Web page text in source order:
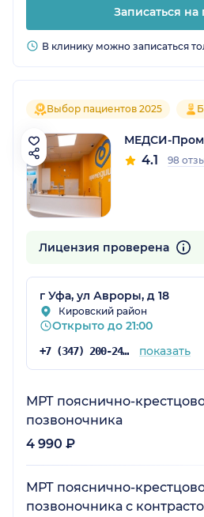
Записаться
В клинику можно записаться
Выбор пациентов 2025
МЕДСИ-
4.1 98
Лицензия проверена
г Уфа, ул Авроры, д 18
Кировский район
Открыто до 21:00
+7 (347) 200-24-71 показать
МРТ пояснично-
позвоночника
4 990 ₽
МРТ пояснично-
позвоночника с